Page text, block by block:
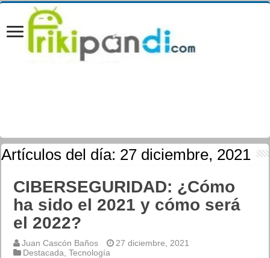
Artículos del día: 27 diciembre, 2021
CIBERSEGURIDAD: ¿Cómo
ha sido el 2021 y cómo será
el 2022?
Juan Cascón Baños
27 diciembre, 2021
Destacada ,Tecnología